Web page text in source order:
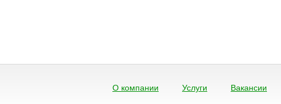
О компании Услуги Вакансии